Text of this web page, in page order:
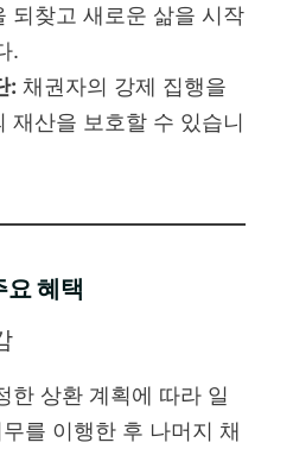
되찾고 새로운 삶을 시작
.
: 채권자의 강제 집행을
재산을 보호할 수 있습니
요 혜택
한 상환 계획에 따라 일
를 이행한 후 나머지 채